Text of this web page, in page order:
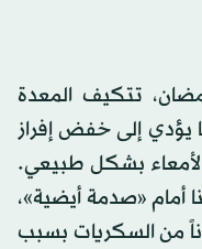
تتكيف المعدة
يؤدي إلى خفض إفراز
بشكل طبيعي.
أمام «صدمة أيضية»،
من السكريات بسبب